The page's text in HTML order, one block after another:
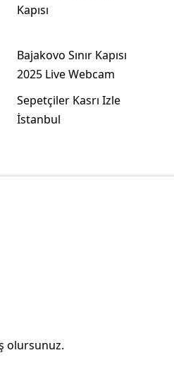
Kapısı
Bajakovo Sınır Kapısı
2025 Live Webcam
Sepetçiler Kasrı Izle
İstanbul
olursunuz.